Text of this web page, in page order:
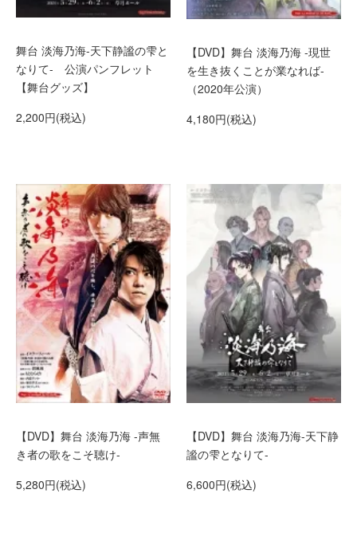
舞台 淡海乃海-天下静謐の雫と
なりて- 公演パンフレット
【舞台グッズ】
2,200円(税込)
【DVD】舞台 淡海乃海 -現世
を生き抜くことが業なれば-
（2020年公演）
4,180円(税込)
【DVD】舞台 淡海乃海 -声無
き者の歌をこそ聴け-
5,280円(税込)
【DVD】舞台 淡海乃海-天下静
謐の雫となりて-
6,600円(税込)